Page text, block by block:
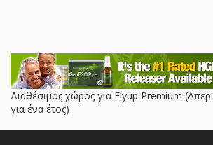
Διαθέσιμος χώρος για Flyup Premium
για ένα έτος)